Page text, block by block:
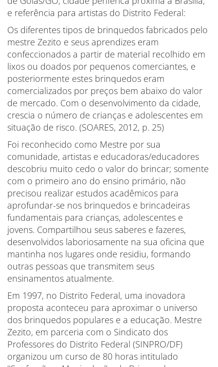
e referência para artistas do Distrito Federal:
Os diferentes tipos de brinquedos fabricados pelo
mestre Zezito e seus aprendizes eram
confeccionados a partir de material recolhido em
lixos ou doados por pequenos comerciantes, e
posteriormente estes brinquedos eram
comercializados por preços bem abaixo do valor
de mercado. Com o desenvolvimento da cidade,
crescia o número de crianças e adolescentes em
situação de risco. (SOARES, 2012, p. 25)
Foi reconhecido como Mestre por sua
comunidade, artistas e educadoras/educadores
descobriu muito cedo o valor do brincar; somente
com o primeiro ano do ensino primário, não
precisou realizar estudos acadêmicos para
aprofundar-se nos brinquedos e brincadeiras
fundamentais para crianças, adolescentes e
jovens. Compartilhou seus saberes e fazeres,
desenvolvidos laboriosamente na sua oficina que
mantinha nos lugares onde residiu, formando
outras pessoas que transmitem seus
ensinamentos atualmente.
Em 1997, no Distrito Federal, uma inovadora
proposta aconteceu para aproximar o universo
dos brinquedos populares e a educação. Mestre
Zezito, em parceria com o Sindicato dos
Professores do Distrito Federal (SINPRO/DF)
organizou um curso de 80 horas intitulado